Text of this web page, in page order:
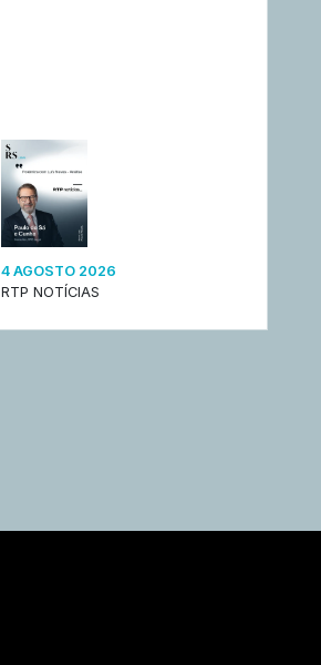
4 AGOSTO 2026
RTP NOTÍCIAS